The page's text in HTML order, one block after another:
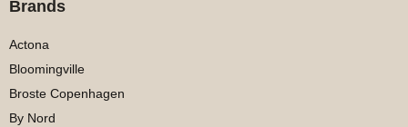
Brands
Actona
Bloomingville
Broste Copenhagen
By Nord